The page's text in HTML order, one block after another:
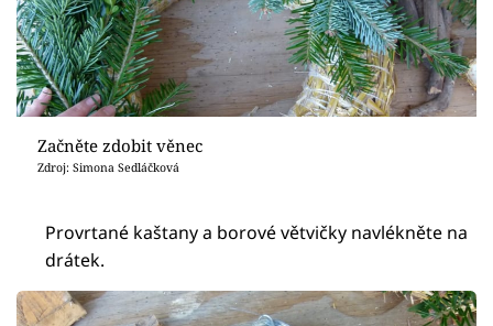
Začněte zdobit věnec
Zdroj: Simona Sedláčková
Provrtané kaštany a borové větvičky navlékněte na
drátek.